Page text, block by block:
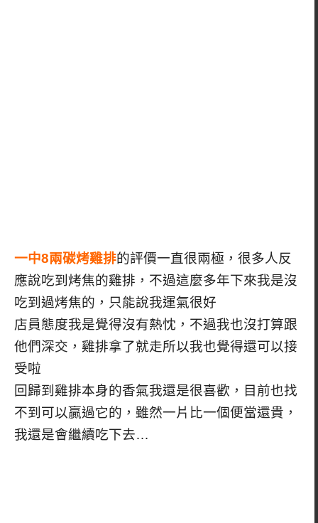
一中8兩碳烤雞排的評價一直很兩極，很多人反
應說吃到烤焦的雞排，不過這麼多年下來我是沒
吃到過烤焦的，只能說我運氣很好
店員態度我是覺得沒有熱忱，不過我也沒打算跟
他們深交，雞排拿了就走所以我也覺得還可以接
受啦
回歸到雞排本身的香氣我還是很喜歡，目前也找
不到可以贏過它的，雖然一片比一個便當還貴，
我還是會繼續吃下去…